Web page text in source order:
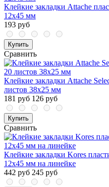
Клейкие закладки Attache
12х45 мм
193 руб
Купить
Сравнить
Клейкие закладки Attache
листов 38x25 мм
181 руб 126 руб
Купить
Сравнить
Клейкие закладки Kores
12х45 мм на линейке
442 руб 245 руб